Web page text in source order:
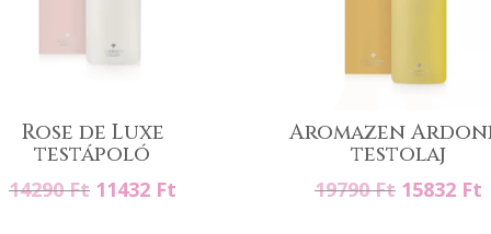
Rose de Luxe
testápoló
14290Ft Original
11432 FtCurrent
Aromazen
testolaj
19790Ft Original
15832 Ft